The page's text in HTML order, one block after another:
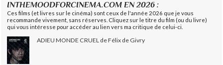
INTHEMOODFORCINEMA.COM EN 2026 :
Ces films (et livres sur le cinéma) sont ceux de l'année 2026 que je vous
recommande vivement, sans réserves. Cliquez sur le titre du film (ou du livre)
qui vous intéresse pour accéder au lien vers ma critique de celui-ci.
ADIEU MONDE CRUEL de Félix de Givry